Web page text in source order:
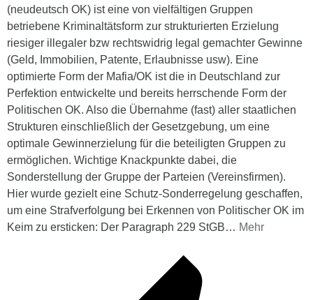
(neudeutsch OK) ist eine von vielfältigen Gruppen
betriebene Kriminaltätsform zur strukturierten Erzielung
riesiger illegaler bzw rechtswidrig legal gemachter Gewinne
(Geld, Immobilien, Patente, Erlaubnisse usw). Eine
optimierte Form der Mafia/OK ist die in Deutschland zur
Perfektion entwickelte und bereits herrschende Form der
Politischen OK. Also die Übernahme (fast) aller staatlichen
Strukturen einschließlich der Gesetzgebung, um eine
optimale Gewinnerzielung für die beteiligten Gruppen zu
ermöglichen. Wichtige Knackpunkte dabei, die
Sonderstellung der Gruppe der Parteien (Vereinsfirmen).
Hier wurde gezielt eine Schutz-Sonderregelung geschaffen,
um eine Strafverfolgung bei Erkennen von Politischer OK im
Keim zu ersticken: Der Paragraph 229 StGB… Mehr